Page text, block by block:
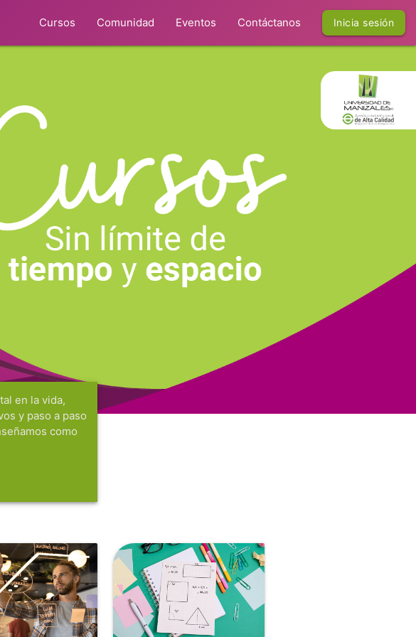
Cursos Comunidad Eventos Contáctanos Inicia sesión
en la vida,
y paso a paso
como